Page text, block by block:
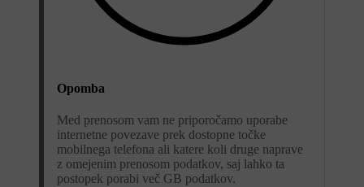
Opomba
Med prenosom vam ne priporočamo uporabe
internetne povezave prek dostopne točke
mobilnega telefona ali katere koli druge naprave
z omejenim prenosom podatkov, saj lahko ta
postopek porabi več GB podatkov.